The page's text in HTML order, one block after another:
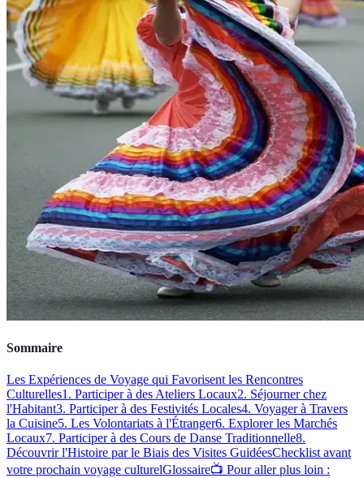
Sommaire
Les Expériences de Voyage qui Favorisent les Rencontres
Culturelles1. Participer à des Ateliers Locaux2. Séjourner chez
l'Habitant3. Participer à des Festivités Locales4. Voyager à Travers
la Cuisine5. Les Volontariats à l'Étranger6. Explorer les Marchés
Locaux7. Participer à des Cours de Danse Traditionnelle8.
Découvrir l'Histoire par le Biais des Visites GuidéesChecklist avant
votre prochain voyage culturelGlossaire📺 Pour aller plus loin :